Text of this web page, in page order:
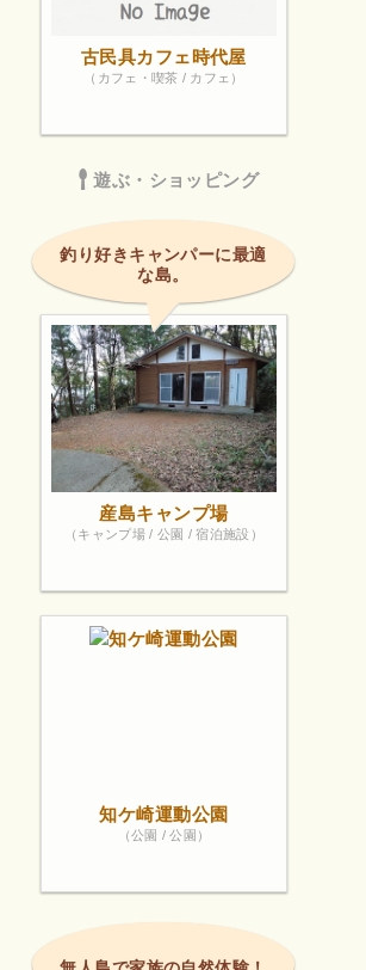
古民具カフェ時代屋
（カフェ・喫茶 / カフェ）
遊ぶ・ショッピング
釣り好きキャンパーに最適
な島。
産島キャンプ場
（キャンプ場 / 公園 / 宿泊施設）
知ケ崎運動公園
（公園 / 公園）